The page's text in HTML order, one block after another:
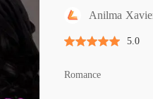
Anilma
5.0
Romance